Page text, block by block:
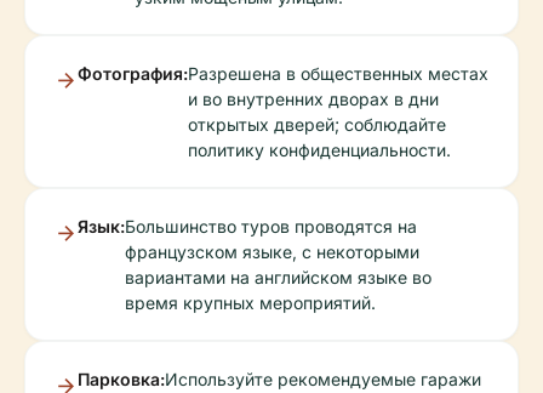
Фотография:Разрешена в общественных местах
и во внутренних дворах в дни
открытых дверей; соблюдайте
политику конфиденциальности.
Язык:Большинство туров проводятся на
французском языке, с некоторыми
вариантами на английском языке во
время крупных мероприятий.
Парковка:Используйте рекомендуемые гаражи